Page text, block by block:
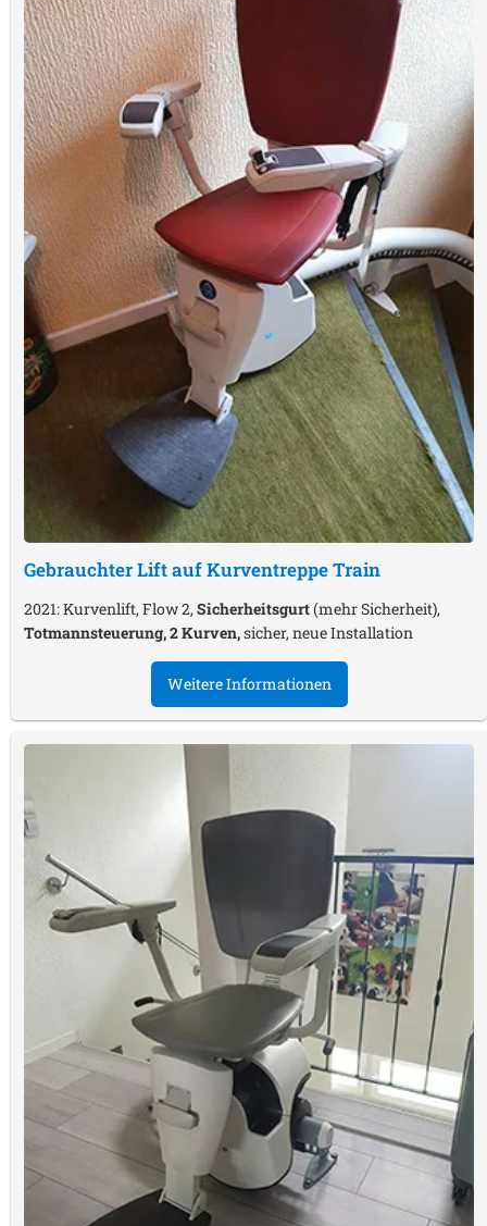
Gebrauchter Lift auf KurventreppeTrain
2021: Kurvenlift, Flow 2, Sicherheitsgurt(mehr Sicherheit),
Totmannsteuerung, 2 Kurven,sicher, neue Installation
Weitere Informationen